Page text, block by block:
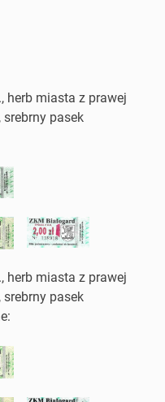
herb miasta z prawej
srebrny pasek
herb miasta z prawej
srebrny pasek